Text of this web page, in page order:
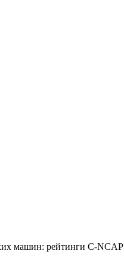
машин: рейтинги C-NCAP